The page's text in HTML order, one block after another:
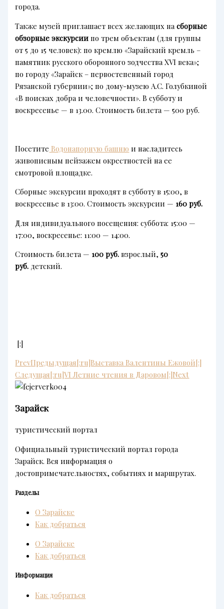
города.
Также музей приглашает всех желающих насборные
обзорные экскурсии по трем объектам (для группы
от 5 до 15 человек): по кремлю «Зарайский кремль –
памятник русского оборонного зодчества XVI века»;
по городу «Зарайск – первостепенный город
Рязанской губернии»; по дому-музею А.С. Голубкиной
«В поисках добра и человечности». В субботу и
воскресенье — в 13.00. Стоимость билета — 500 руб.
Посетите Водонапорную башню и насладитесь
живописным пейзажем окрестностей на ее
смотровой площадке.
Сборные экскурсии проходят в субботу в 15:00, в
воскресенье в 13:00. Стоимость экскурсии — 160 руб.
Для индивидуального посещения: суббота: 15:00 —
17:00, воскресенье: 11:00 — 14:00.
Стоимость билета — 100 руб. взрослый,50
руб. детский.
[:]
PrevПредыдущая[:ru]Выставка Валентины Ежовой[:]
Следущая[:ru]VI Летние чтения в Даровом[:]Next
Зарайск
туристический портал
Официальный туристический портал города
Зарайск. Вся информация о
достопримечательностях, событиях и маршрутах.
Разделы
О Зарайске
Как добраться
О Зарайске
Как добраться
Информация
Как добраться